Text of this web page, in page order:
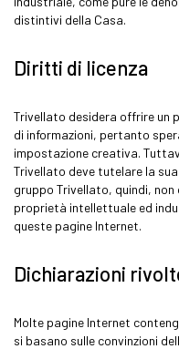
distintivi della Casa.
Diritti di licenza
Trivellato desidera offrire un
di informazioni, pertanto
impostazione creativa.
Trivellato deve tutelare la
gruppo Trivellato, quindi,
proprietà intellettuale ed
queste pagine Internet.
Dichiarazioni
Molte pagine Internet
si basano sulle convinzioni